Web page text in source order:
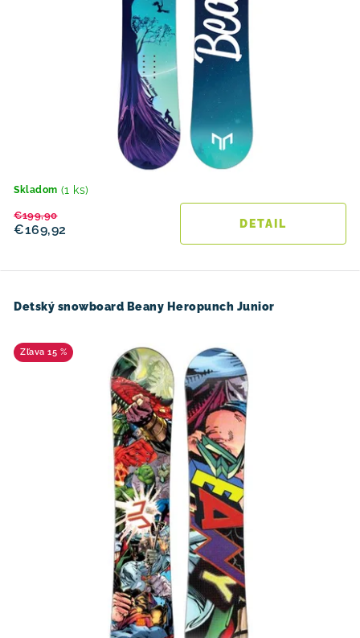
Skladom (1 ks)
€169,92
€199,90
DETAIL
Detský snowboard Beany Heropunch Junior
15 %